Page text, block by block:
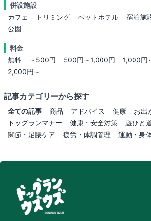
併設施設
カフェ
トリミング ペットホテル 宿泊施
公園
料金
無料
～500円 500円～1,000円
1,000円
2,000円～
記事カテゴリーから探す
全ての記事 商品 アドバイス 健康
お出
ドッグランマナー
健康・安全対策 遊びと
関節・足腰ケア
疲労・体調管理 運動・身